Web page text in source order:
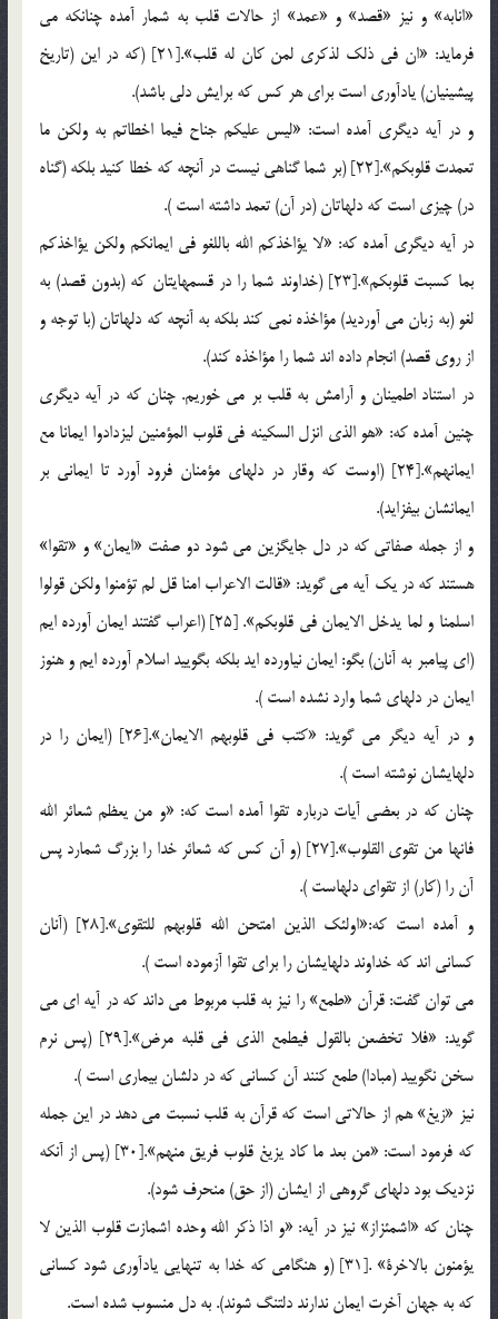
«انابه» و نيز «قصد» و «عمد» از حالات قلب به شمار آمده چنانكه مي
فرمايد: «ان في ذلك لذكري لمن كان له قلب».[21] (كه در اين (تاريخ
پيشينيان) يادآوري است براي هر كس كه برايش دلي باشد).
و در آيه ديگري آمده است: «ليس عليكم جناح فيما اخطاتم به ولكن ما
تعمدت قلوبكم».[22] (بر شما گناهي نيست در آنچه كه خطا كنيد بلكه (گناه
در) چيزي است كه دلهاتان (در آن) تعمد داشته است ).
در آيه ديگري آمده كه: «لا يؤاخذكم الله باللغو في ايمانكم ولكن يؤاخذكم
بما كسبت قلوبكم».[23] (خداوند شما را در قسمهايتان كه (بدون قصد) به
لغو (به زبان مي آورديد) مؤاخذه نمي كند بلكه به آنچه كه دلهاتان (با توجه و
از روي قصد) انجام داده اند شما را مؤاخذه كند).
در استناد اطمينان و آرامش به قلب بر مي خوريم. چنان كه در آيه ديگري
چنين آمده كه: «هو الذي انزل السكينه في قلوب المؤمنين ليزدادوا ايمانا مع
ايمانهم».[24] (اوست كه وقار در دلهاي مؤمنان فرود آورد تا ايماني بر
ايمانشان بيفزايد).
و از جمله صفاتي كه در دل جايگزين مي شود دو صفت «ايمان» و «تقوا»
هستند كه در يك آيه مي گويد: «قالت الاعراب امنا قل لم تؤمنوا ولكن قولوا
اسلمنا و لما يدخل الايمان في قلوبكم». [25] (اعراب گفتند ايمان آورده ايم
(اي پيامبر به آنان) بگو: ايمان نياورده ايد بلكه بگوييد اسلام آورده ايم و هنوز
ايمان در دلهاي شما وارد نشده است ).
و در آيه ديگر مي گويد: «كتب في قلوبهم الايمان».[26] (ايمان را در
دلهايشان نوشته است ).
چنان كه در بعضي آيات درباره تقوا آمده است كه: «و من يعظم شعائر الله
فانها من تقوي القلوب».[27] (و آن كس كه شعائر خدا را بزرگ شمارد پس
آن را (كار) از تقواي دلهاست ).
و آمده است كه:«اولئك الذين امتحن الله قلوبهم للتقوي».[28] (آنان
كساني اند كه خداوند دلهايشان را براي تقوا آزموده است ).
مي توان گفت: قرآن «طمع» را نيز به قلب مربوط مي داند كه در آيه اي مي
گويد: «فلا تخضعن بالقول فيطمع الذي في قلبه مرض».[29] (پس نرم
سخن نگوييد (مبادا) طمع كنند آن كساني كه در دلشان بيماري است ).
نيز «زيغ» هم از حالاتي است كه قرآن به قلب نسبت مي دهد در اين جمله
كه فرمود است: «من بعد ما كاد يزيغ قلوب فريق منهم».[30] (پس از آنكه
نزديك بود دلهاي گروهي از ايشان (از حق) منحرف شود).
چنان كه «اشمئزاز» نيز در آيه: «و اذا ذكر الله وحده اشمازت قلوب الذين لا
يؤمنون بالاخرة» .[31] (و هنگامي كه خدا به تنهايي يادآوري شود كساني
كه به جهان آخرت ايمان ندارند دلتنگ شوند). به دل منسوب شده است.